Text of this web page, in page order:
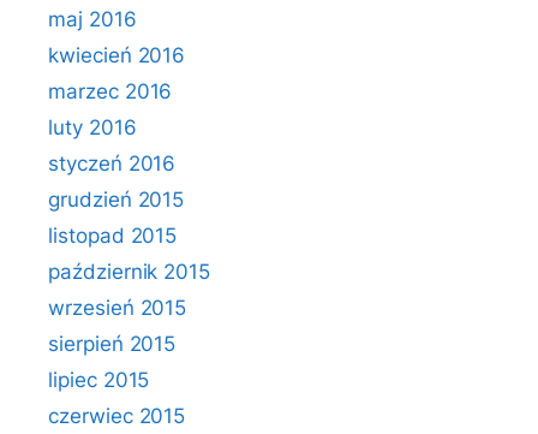
maj 2016
kwiecień 2016
marzec 2016
luty 2016
styczeń 2016
grudzień 2015
listopad 2015
październik 2015
wrzesień 2015
sierpień 2015
lipiec 2015
czerwiec 2015